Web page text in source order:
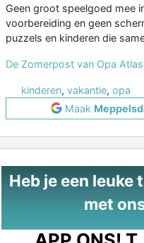
Geen groot speelgoed mee
voorbereiding en geen
puzzels en kinderen die
De Zomerpost van Opa
kinderen, vakantie, opa
Maak
Heb je een leuke
met